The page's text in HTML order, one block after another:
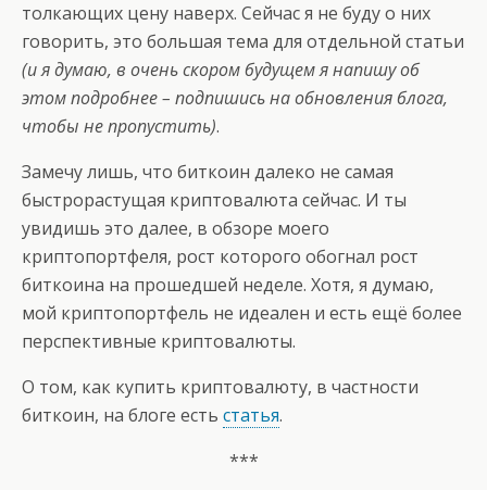
толкающих цену наверх. Сейчас я не буду о них
говорить, это большая тема для отдельной статьи
(и я думаю, в очень скором будущем я напишу об
этом подробнее – подпишись на обновления блога,
чтобы не пропустить).
Замечу лишь, что биткоин далеко не самая
быстрорастущая криптовалюта сейчас. И ты
увидишь это далее, в обзоре моего
криптопортфеля, рост которого обогнал рост
биткоина на прошедшей неделе. Хотя, я думаю,
мой криптопортфель не идеален и есть ещё более
перспективные криптовалюты.
О том, как купить криптовалюту, в частности
биткоин, на блоге есть статья.
***